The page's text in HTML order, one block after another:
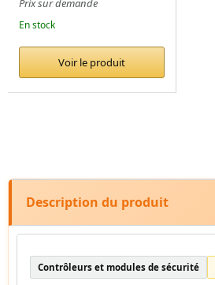
En stock
Voir le produit
Description du produit
Contrôleurs et modules de sécurité